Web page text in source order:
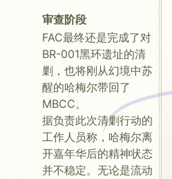
审查阶段
FAC最终还是完成了对
BR-001黑环遗址的清
剿，也将刚从幻境中苏
醒的哈梅尔带回了
MBCC。
据负责此次清剿行动的
工作人员称，哈梅尔离
开嘉年华后的精神状态
并不稳定。无论是流动